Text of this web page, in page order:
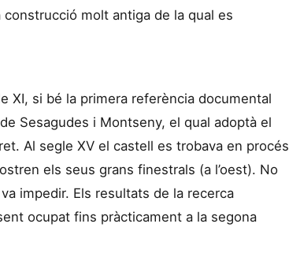
molt antiga de la qual es
XI, si bé la primera referència documental
Sesagudes i Montseny, el qual adoptà el
Al segle XV el castell es trobava en procés
els seus grans finestrals (a l’oest). No
impedir. Els resultats de la recerca
ocupat fins pràcticament a la segona